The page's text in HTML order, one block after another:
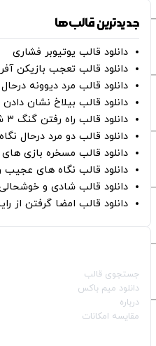
جدیدترین قالب‌ها
دانلود قالب یوتیوبر فشاری
دانلود قالب تعجب بازیکن
دانلود قالب مرد دیوونه
دانلود قالب بیلاخ نشان
دانلود قالب راه رفتن گنگ ۳ شخصیت(پرده سبز)
دانلود قالب دو مرد درحال
دانلود قالب مسخره بازی
دانلود قالب نگاه های
دانلود قالب شادی و
دانلود قالب امضا گرفتن از
جستجوی قالب
دانلود میم باکس
درباره
مقایسه امکانات